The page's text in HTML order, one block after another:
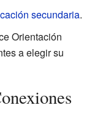
secundaria.
Orientación
a elegir su